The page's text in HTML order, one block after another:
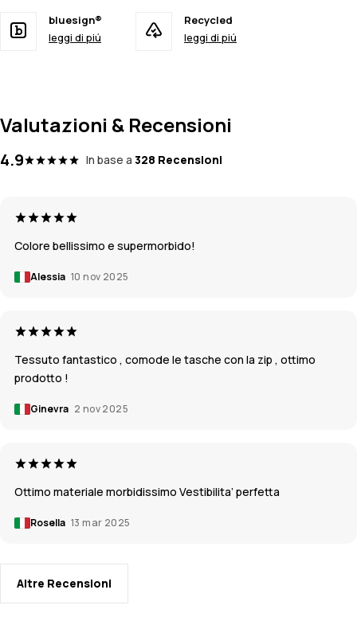
bluesign®
leggi di piú
Recycled
leggi di piú
Valutazioni & Recensioni
4.9 In base a 328 Recensioni
Colore bellissimo e supermorbido!
Alessia 10 nov 2025
Tessuto fantastico , comode le tasche con la zip , ottimo
prodotto !
Ginevra 2 nov 2025
Ottimo materiale morbidissimo Vestibilita’ perfetta
Rosella 13 mar 2025
Altre Recensioni